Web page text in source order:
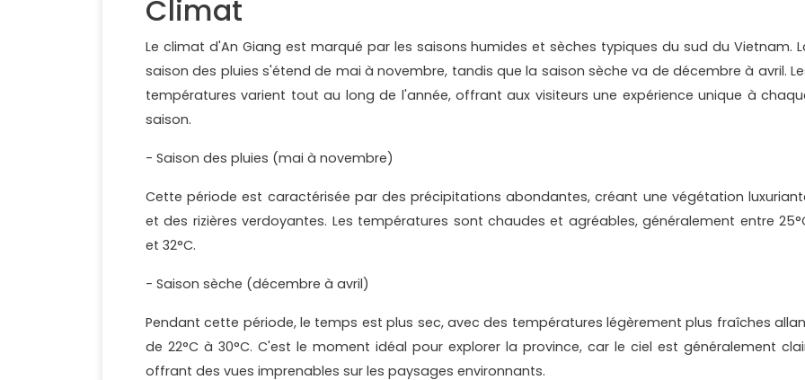
Climat
Le climat d'An Giang est marqué par les saisons humides et sèches typiques du sud du Vietnam.
saison des pluies s'étend de mai à novembre, tandis que la saison sèche va de décembre à avril.
températures varient tout au long de l'année, offrant aux visiteurs une expérience unique à
saison.
- Saison des pluies (mai à novembre)
Cette période est caractérisée par des précipitations abondantes, créant une végétation
et des rizières verdoyantes. Les températures sont chaudes et agréables, généralement entre
et 32°C.
- Saison sèche (décembre à avril)
Pendant cette période, le temps est plus sec, avec des températures légèrement plus fraîches
de 22°C à 30°C. C'est le moment idéal pour explorer la province, car le ciel est généralement
offrant des vues imprenables sur les paysages environnants.